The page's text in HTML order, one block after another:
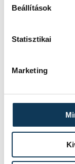
Beállítások
Statisztikai
Marketing
Schmidt
Nemzeti